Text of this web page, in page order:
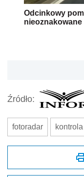
Odcinkowy
nieoznakowane
Źródło:
fotoradar